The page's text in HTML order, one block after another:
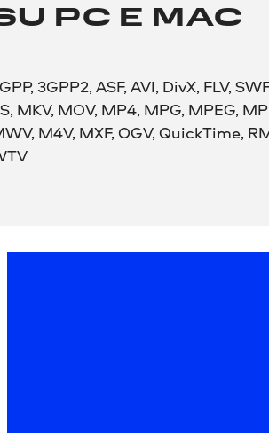
PC E MAC
3GPP2, ASF, AVI, DivX, FLV,
MKV, MOV, MP4, MPG, MPEG,
M4V, MXF, OGV, QuickTime,